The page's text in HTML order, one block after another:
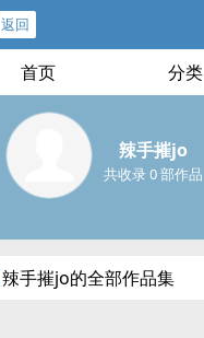
返回
首页 分类
辣手摧jo
共收录 0 部作品
辣手摧jo的全部作品集